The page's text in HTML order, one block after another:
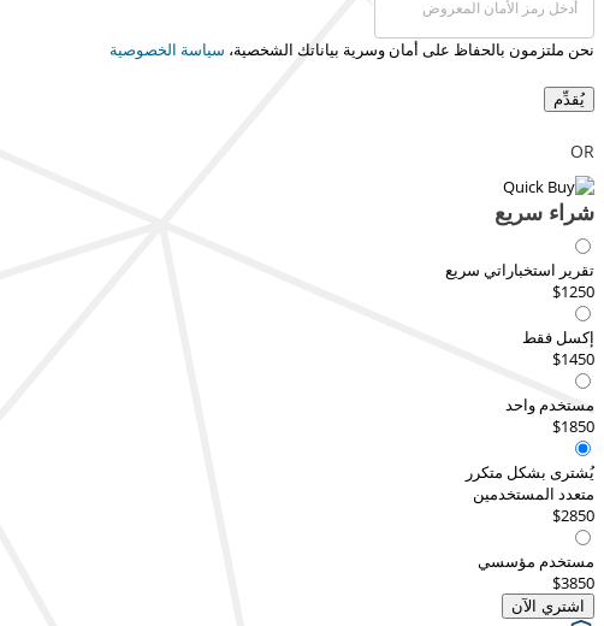
نحن ملتزمون بالحفاظ على أمان وسرية بياناتك الشخصية، سياسة الخصوصية
يُقدِّم
OR
شراء سريع
تقرير استخباراتي سريع
$1250
إكسل فقط
$1450
مستخدم واحد
$1850
يُشترى بشكل متكرر
متعدد المستخدمين
$2850
مستخدم مؤسسي
$3850
اشتري الآن